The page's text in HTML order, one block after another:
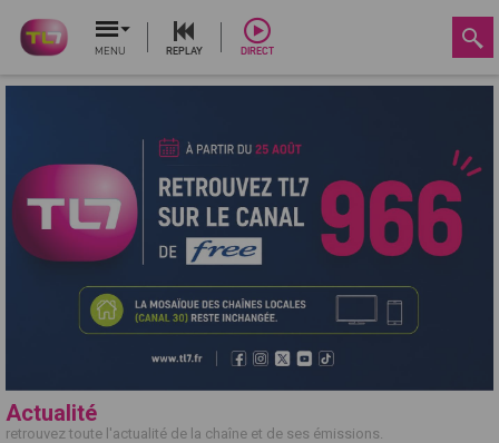
MENU REPLAY DIRECT
Actualité
retrouvez toute l'actualité de la chaîne et de ses émissions.